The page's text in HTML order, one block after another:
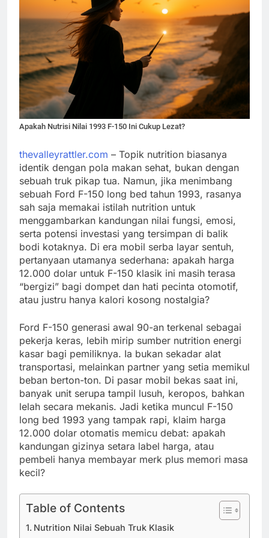
Apakah Nutrisi Nilai 1993 F-150 Ini Cukup Lezat?
thevalleyrattler.com – Topik nutrition biasanya
identik dengan pola makan sehat, bukan dengan
sebuah truk pikap tua. Namun, jika menimbang
sebuah Ford F-150 long bed tahun 1993, rasanya
sah saja memakai istilah nutrition untuk
menggambarkan kandungan nilai fungsi, emosi,
serta potensi investasi yang tersimpan di balik
bodi kotaknya. Di era mobil serba layar sentuh,
pertanyaan utamanya sederhana: apakah harga
12.000 dolar untuk F-150 klasik ini masih terasa
“bergizi” bagi dompet dan hati pecinta otomotif,
atau justru hanya kalori kosong nostalgia?
Ford F-150 generasi awal 90-an terkenal sebagai
pekerja keras, lebih mirip sumber nutrition energi
kasar bagi pemiliknya. Ia bukan sekadar alat
transportasi, melainkan partner yang setia memikul
beban berton-ton. Di pasar mobil bekas saat ini,
banyak unit serupa tampil lusuh, keropos, bahkan
lelah secara mekanis. Jadi ketika muncul F-150
long bed 1993 yang tampak rapi, klaim harga
12.000 dolar otomatis memicu debat: apakah
kandungan gizinya setara label harga, atau
pembeli hanya membayar merk plus memori masa
kecil?
Table of Contents
Nutrition Nilai Sebuah Truk Klasik